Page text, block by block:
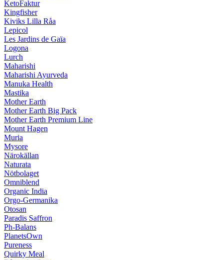
KetoFaktur
Kingfisher
Kiviks Lilla Råa
Lepicol
Les Jardins de Gaïa
Logona
Lurch
Maharishi
Maharishi Ayurveda
Manuka Health
Mastika
Mother Earth
Mother Earth Big Pack
Mother Earth Premium Line
Mount Hagen
Muria
Mysore
Närokällan
Naturata
Nötbolaget
Omniblend
Organic India
Orgo-Germanika
Otosan
Paradis Saffron
Ph-Balans
PlanetsOwn
Pureness
Quirky Meal